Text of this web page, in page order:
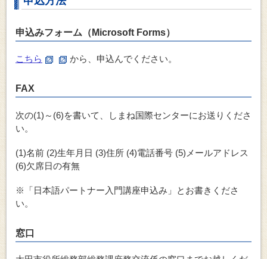
申込みフォーム（Microsoft Forms）
こちら から、申込んでください。
FAX
次の(1)～(6)を書いて、しまね国際センターにお送りくださ
い。
(1)名前 (2)生年月日 (3)住所 (4)電話番号 (5)メールアドレス
(6)欠席日の有無
※「日本語パートナー入門講座申込み」とお書きくださ
い。
窓口